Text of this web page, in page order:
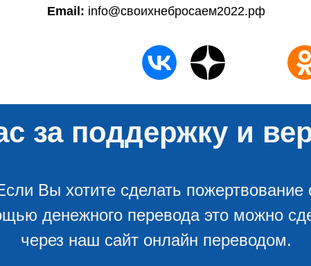
Email: info@своихнебросаем2022.рф
за поддержку и
Вы хотите сделать пожертвование
денежного перевода это можно
через наш сайт онлайн переводом.